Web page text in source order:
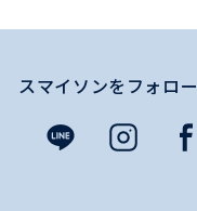
スマイソンをフォロー